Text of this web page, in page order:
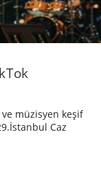
müzisyen keşif
Caz